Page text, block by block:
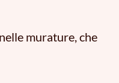
murature, che